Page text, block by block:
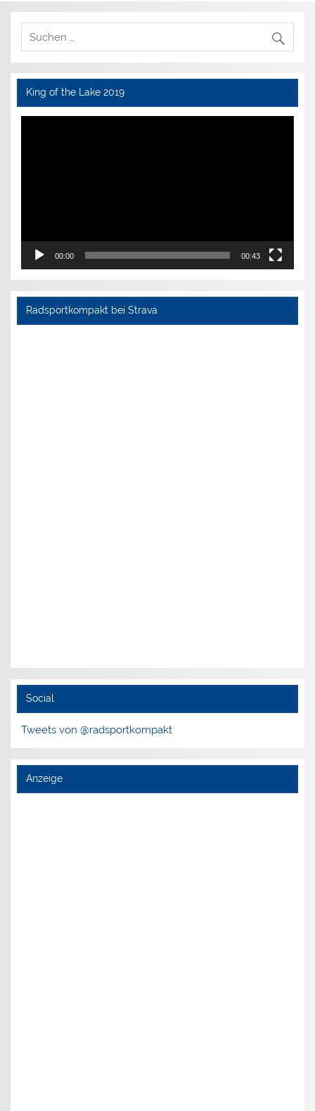
King of the Lake 2019
00:00 00:43
Radsportkompakt bei Strava
Social
Tweets von @radsportkompakt
Anzeige